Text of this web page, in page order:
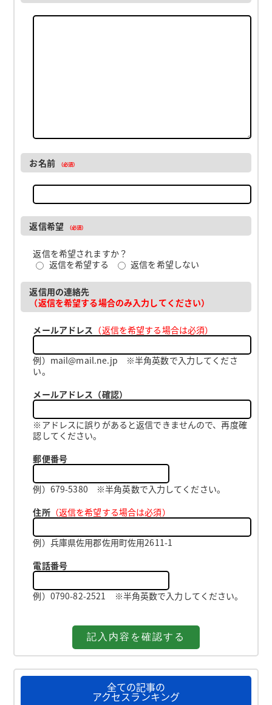
お名前 （必須）
返信希望 （必須）
返信を希望されますか？
返信を希望する
返信を希望しない
返信用の連絡先
（返信を希望する場合のみ入力してください）
メールアドレス （返信を希望する場合は必須）
例）mail@mail.ne.jp ※半角英数で入力してくださ
い。
メールアドレス（確認）
※アドレスに誤りがあると返信できませんので、再度確
認してください。
郵便番号
例）679-5380 ※半角英数で入力してください。
住所（返信を希望する場合は必須）
例）兵庫県佐用郡佐用町佐用2611-1
電話番号
例）0790-82-2521 ※半角英数で入力してください。
全ての記事の
アクセスランキング